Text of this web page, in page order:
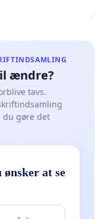
ændre?
tavs.
du gøre det
at se